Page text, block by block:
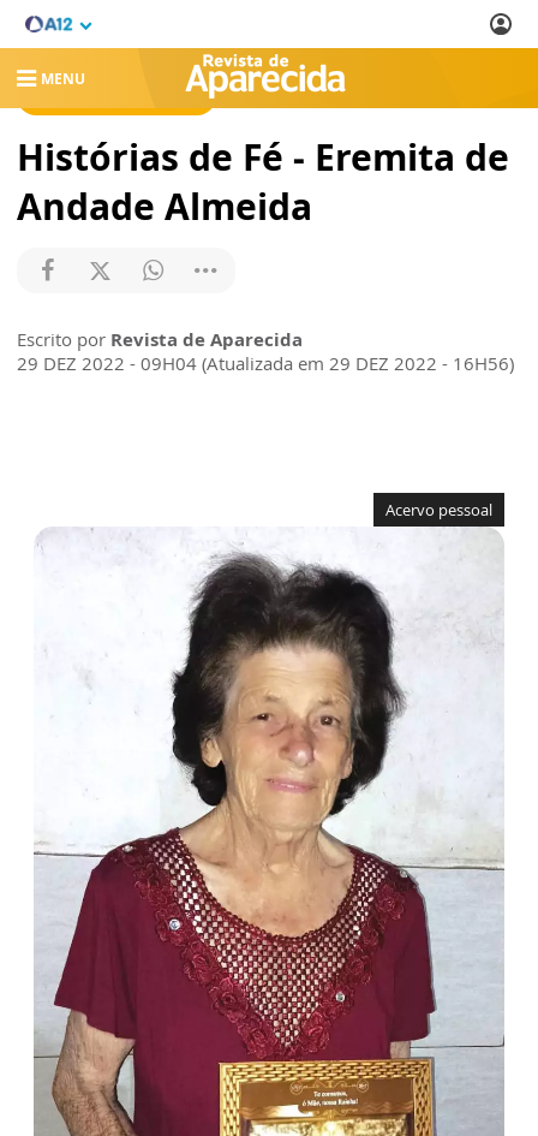
MENU
REVISTA DE APARECIDA
Histórias de Fé - Eremita de
Andade Almeida
Escrito por Revista de Aparecida
29 DEZ 2022 - 09H04 (Atualizada em 29 DEZ 2022 - 16H56)
Acervo pessoal